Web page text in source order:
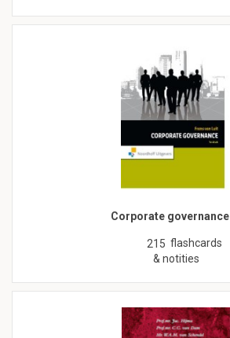
Corporate governance
215 flashcards
& notities